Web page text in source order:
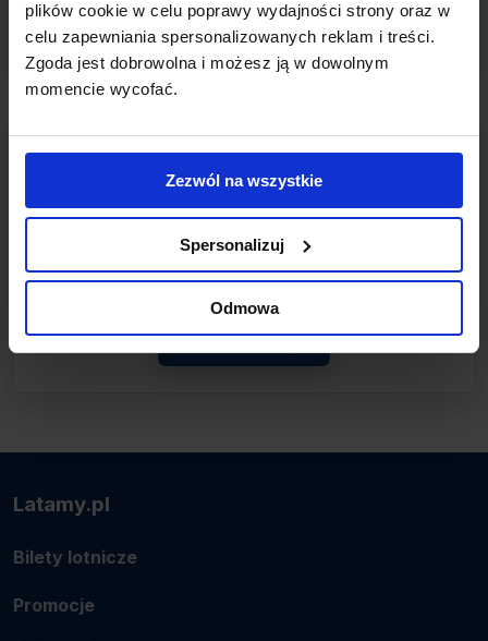
plików cookie w celu poprawy wydajności strony oraz w
celu zapewniania spersonalizowanych reklam i treści.
Zgoda jest dobrowolna i możesz ją w dowolnym
momencie wycofać.
Zezwól na wszystkie
Spersonalizuj
Odmowa
przelew, gotówka, karta
LINIA LOTNICZA
Ryanair
połączenie.
Latamy.pl
Bilety lotnicze
Promocje